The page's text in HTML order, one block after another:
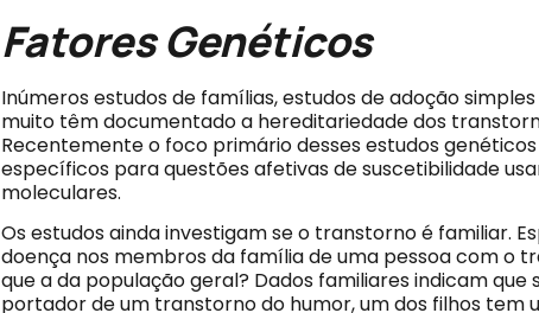
Fatores Genéticos
Inúmeros estudos de famílias, estudos de adoção
muito têm documentado a hereditariedade dos
Recentemente o foco primário desses estudos
específicos para questões afetivas de suscetibilidade
moleculares.
Os estudos ainda investigam se o transtorno é familiar.
doença nos membros da família de uma pessoa com o
que a da população geral? Dados familiares indicam que
portador de um transtorno do humor, um dos filhos tem